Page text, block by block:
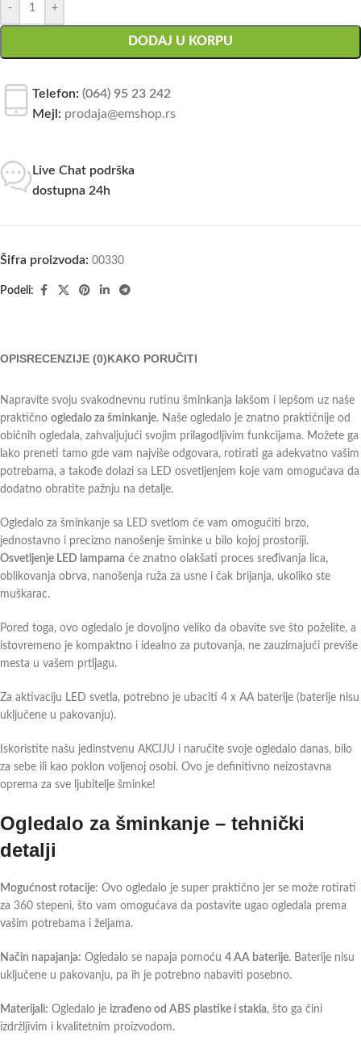
- +
DODAJ U KORPU
Telefon: (064) 95 23 242
Mejl: prodaja@emshop.rs
Live Chat podrška
dostupna 24h
Šifra proizvoda: 00330
Podeli:
OPISRECENZIJE (0)KAKO PORUČITI
Napravite svoju svakodnevnu rutinu šminkanja lakšom i lepšom uz naše
praktično ogledalo za šminkanje. Naše ogledalo je znatno praktičnije od
običnih ogledala, zahvaljujući svojim prilagodljivim funkcijama. Možete ga
lako preneti tamo gde vam najviše odgovara, rotirati ga adekvatno vašim
potrebama, a takođe dolazi sa LED osvetljenjem koje vam omogućava da
dodatno obratite pažnju na detalje.
Ogledalo za šminkanje sa LED svetlom će vam omogućiti brzo,
jednostavno i precizno nanošenje šminke u bilo kojoj prostoriji.
Osvetljenje LED lampama će znatno olakšati proces sređivanja lica,
oblikovanja obrva, nanošenja ruža za usne i čak brijanja, ukoliko ste
muškarac.
Pored toga, ovo ogledalo je dovoljno veliko da obavite sve što poželite, a
istovremeno je kompaktno i idealno za putovanja, ne zauzimajući previše
mesta u vašem prtljagu.
Za aktivaciju LED svetla, potrebno je ubaciti 4 x AA baterije (baterije nisu
uključene u pakovanju).
Iskoristite našu jedinstvenu AKCIJU i naručite svoje ogledalo danas, bilo
za sebe ili kao poklon voljenoj osobi. Ovo je definitivno neizostavna
oprema za sve ljubitelje šminke!
Ogledalo za šminkanje – tehnički
detalji
Mogućnost rotacije: Ovo ogledalo je super praktično jer se može rotirati
za 360 stepeni, što vam omogućava da postavite ugao ogledala prema
vašim potrebama i željama.
Način napajanja: Ogledalo se napaja pomoću 4 AA baterije. Baterije nisu
uključene u pakovanju, pa ih je potrebno nabaviti posebno.
Materijali: Ogledalo je izrađeno od ABS plastike i stakla, što ga čini
izdržljivim i kvalitetnim proizvodom.